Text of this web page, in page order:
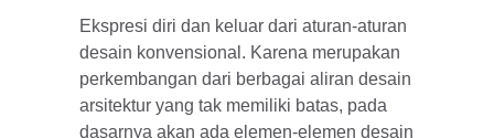
Ekspresi diri dan keluar dari aturan-aturan
desain konvensional. Karena merupakan
perkembangan dari berbagai aliran desain
arsitektur yang tak memiliki batas, pada
dasarnya akan ada elemen-elemen desain